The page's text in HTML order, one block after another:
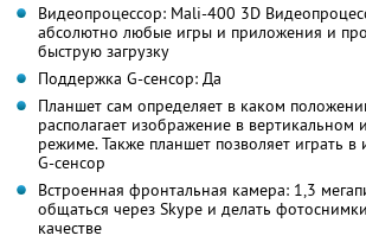
Видеопроцессор: Mali-400 3D
абсолютно любые игры и приложения и
быструю загрузку
Поддержка G-сенсор: Да
Планшет сам определяет в каком
располагает изображение в вертикальном
режиме. Также планшет позволяет играть
G-сенсор
Встроенная фронтальная камера: 1,3
общаться через Skype и делать
качестве